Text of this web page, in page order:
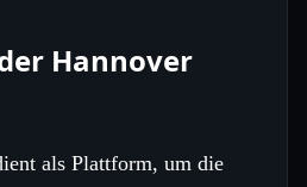
Hannover
als Plattform, um die